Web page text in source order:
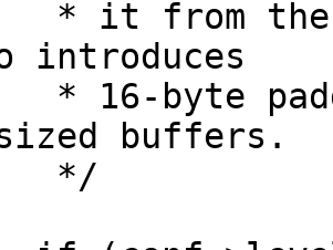
it from the
introduces
16-byte
sized buffers.
*/